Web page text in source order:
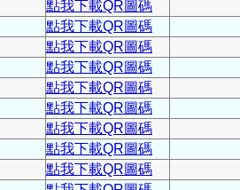
點我下載QR圖碼
點我下載QR圖碼
點我下載QR圖碼
點我下載QR圖碼
點我下載QR圖碼
點我下載QR圖碼
點我下載QR圖碼
點我下載QR圖碼
點我下載QR圖碼